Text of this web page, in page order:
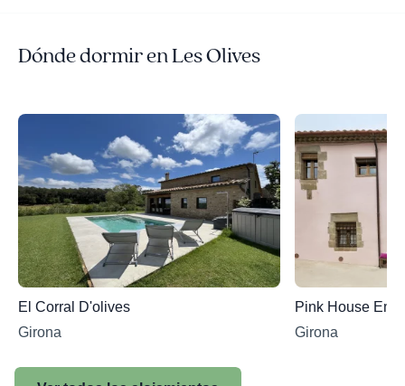
Dónde dormir en Les Olives
El Corral D'olives
Girona
Pink House
Girona